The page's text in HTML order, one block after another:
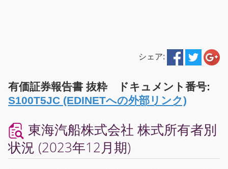
シェア:
有価証券報告書 抜粋 ドキュメント番号:
S100T5JC (EDINETへの外部リンク)
東海汽船株式会社 株式所有者別
状況 (2023年12月期)